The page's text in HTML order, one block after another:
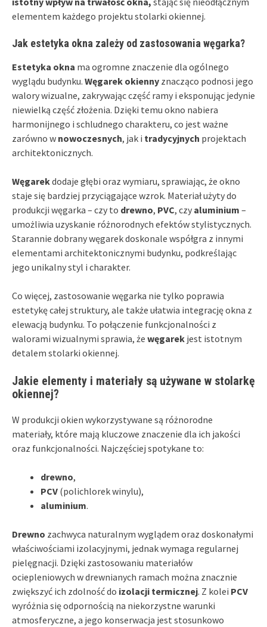
elementem każdego projektu stolarki okiennej.
Jak estetyka okna zależy od zastosowania węgarka?
Estetyka okna ma ogromne znaczenie dla ogólnego
wyglądu budynku. Węgarek okienny znacząco podnosi jego
walory wizualne, zakrywając część ramy i eksponując jedynie
niewielką część złożenia. Dzięki temu okno nabiera
harmonijnego i schludnego charakteru, co jest ważne
zarówno w nowoczesnych, jak i tradycyjnych projektach
architektonicznych.
Węgarekdodaje głębi oraz wymiaru, sprawiając, że okno
staje się bardziej przyciągające wzrok. Materiał użyty do
produkcji węgarka – czy to drewno, PVC, czy aluminium –
umożliwia uzyskanie różnorodnych efektów stylistycznych.
Starannie dobrany węgarek doskonale współgra z innymi
elementami architektonicznymi budynku, podkreślając
jego unikalny styl i charakter.
Co więcej, zastosowanie węgarka nie tylko poprawia
estetykę całej struktury, ale także ułatwia integrację okna z
elewacją budynku. To połączenie funkcjonalności z
walorami wizualnymi sprawia, że węgarek jest istotnym
detalem stolarki okiennej.
Jakie elementy i materiały są używane w stolarkę
okiennej?
W produkcji okien wykorzystywane są różnorodne
materiały, które mają kluczowe znaczenie dla ich jakości
oraz funkcjonalności. Najczęściej spotykane to:
drewno,
PCV (polichlorek winylu),
aluminium.
Drewno zachwyca naturalnym wyglądem oraz doskonałymi
właściwościami izolacyjnymi, jednak wymaga regularnej
pielęgnacji. Dzięki zastosowaniu materiałów
ociepleniowych w drewnianych ramach można znacznie
zwiększyć ich zdolność do izolacji termicznej. Z kolei PCV
wyróżnia się odpornością na niekorzystne warunki
atmosferyczne, a jego konserwacja jest stosunkowo